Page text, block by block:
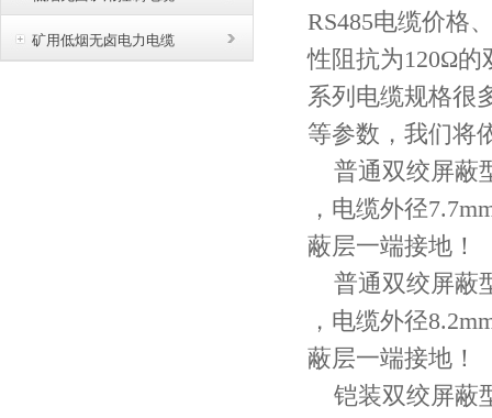
矿用低烟无卤电力电缆
RS485电缆价格
性阻抗为120Ω的
系列电缆规格很
等参数，我们将
普通双绞屏蔽
，电缆外径
蔽层一端接地！
普通双绞屏蔽
，电缆外径
蔽层一端接地！
铠装双绞屏蔽